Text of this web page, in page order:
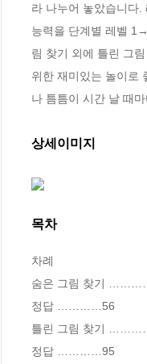
라 나누어 놓았습니다
능력을 단계별 레벨
림 찾기 외에 틀린 그
위한 재미있는 놀이로
나 틈틈이 시간 날 때
상세이미지
목차
차례
숨은 그림 찾기
정답 …………56
틀린 그림 찾기
정답 …………95